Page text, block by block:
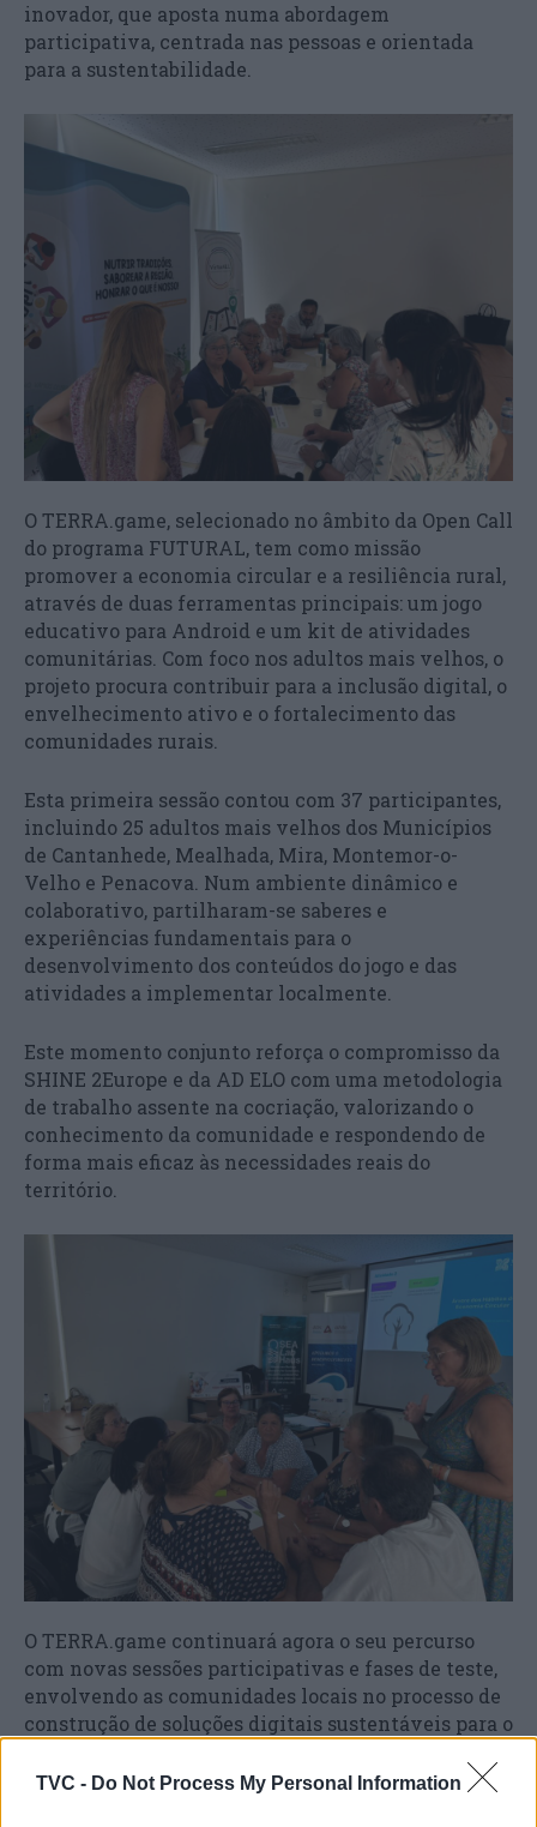
TVC - Do Not Process My Personal Information
inovador, que aposta numa abordagem
participativa, centrada nas pessoas e orientada
para a sustentabilidade.
O TERRA.game, selecionado no âmbito da Open Call
do programa FUTURAL, tem como missão
promover a economia circular e a resiliência rural,
através de duas ferramentas principais: um jogo
educativo para Android e um kit de atividades
comunitárias. Com foco nos adultos mais velhos, o
projeto procura contribuir para a inclusão digital, o
envelhecimento ativo e o fortalecimento das
comunidades rurais.
Esta primeira sessão contou com 37 participantes,
incluindo 25 adultos mais velhos dos Municípios
de Cantanhede, Mealhada, Mira, Montemor-o-
Velho e Penacova. Num ambiente dinâmico e
colaborativo, partilharam-se saberes e
experiências fundamentais para o
desenvolvimento dos conteúdos do jogo e das
atividades a implementar localmente.
Este momento conjunto reforça o compromisso da
SHINE 2Europe e da AD ELO com uma metodologia
de trabalho assente na cocriação, valorizando o
conhecimento da comunidade e respondendo de
forma mais eficaz às necessidades reais do
território.
O TERRA.game continuará agora o seu percurso
com novas sessões participativas e fases de teste,
envolvendo as comunidades locais no processo de
construção de soluções digitais sustentáveis para o